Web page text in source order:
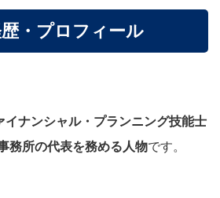
・プロフィール
イナンシャル・プランニング技能士
務所の代表を務める人物です。